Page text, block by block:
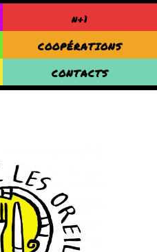
n+1
COOPÉRATIONS
CONTACTS